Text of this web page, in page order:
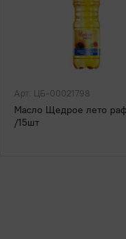
Арт. ЦБ-00021798
Масло Щедрое лето
/15шт